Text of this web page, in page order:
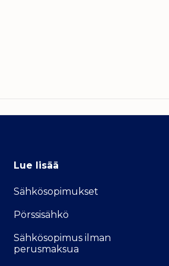
Lue lisää
Sähkösopimukset
Pörssisähkö
Sähkösopimus ilman
perusmaksua